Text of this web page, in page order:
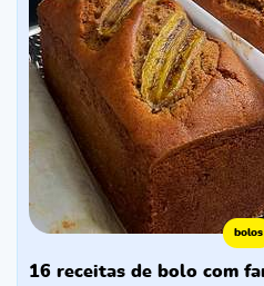
bolos
16 receitas de bolo com farinha de amêndoas low